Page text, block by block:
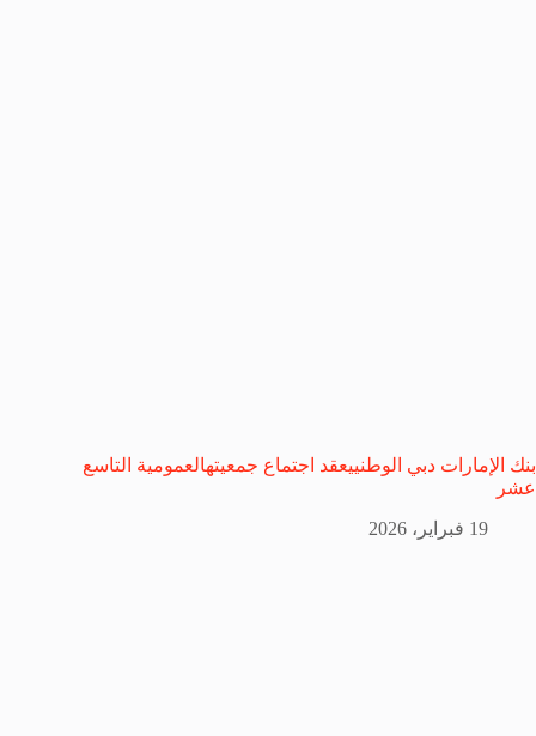
بنك الإمارات دبي الوطنييعقد اجتماع جمعيتهالعمومية التاسع
عشر
19 فبراير، 2026